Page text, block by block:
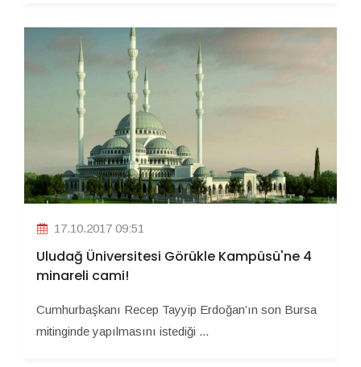
17.10.2017 09:51
Uludağ Üniversitesi Görükle Kampüsü'ne 4
minareli cami!
Cumhurbaşkanı Recep Tayyip Erdoğan’ın son Bursa
mitinginde yapılmasını istediği ...